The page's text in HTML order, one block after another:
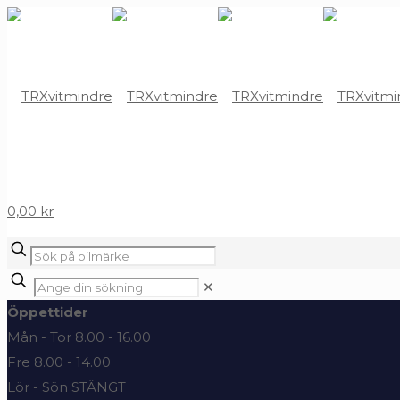
0,00 kr
✕
Öppettider
Mån - Tor 8.00 - 16.00
Fre 8.00 - 14.00
Lör - Sön STÄNGT